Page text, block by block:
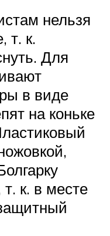
нельзя
т. к.
Для
в виде
на коньке
к. в месте